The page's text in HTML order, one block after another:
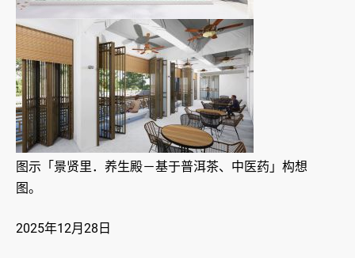
图示「景贤里．养生殿－基于普洱茶、中医药」构想
图。
2025年12月28日